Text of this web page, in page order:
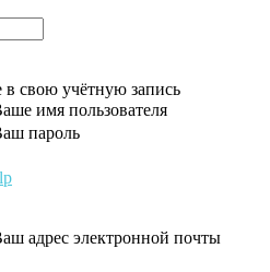
свою учётную запись
имя пользователя
пароль
адрес электронной почты